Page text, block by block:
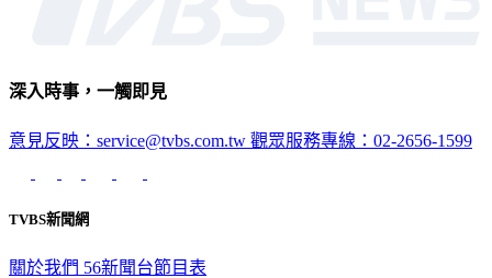
深入時事，一觸即見
意見反映：service@tvbs.com.tw 觀眾服務專線：02-2656-1599
TVBS新聞網
關於我們 56新聞台節目表